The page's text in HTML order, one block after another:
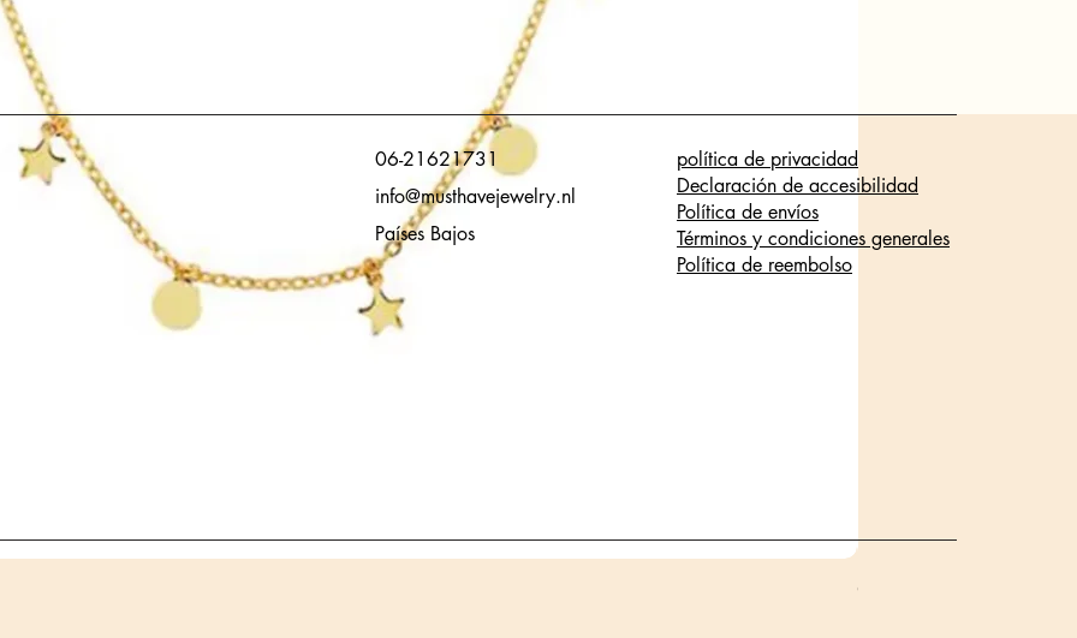
Glanzende staaf
06-21621731
info@musthavejewelry.nl
Países Bajos
política de privacidad
Declaración de accesibilidad
Política de envíos
Términos y condiciones generales
Política de reembolso